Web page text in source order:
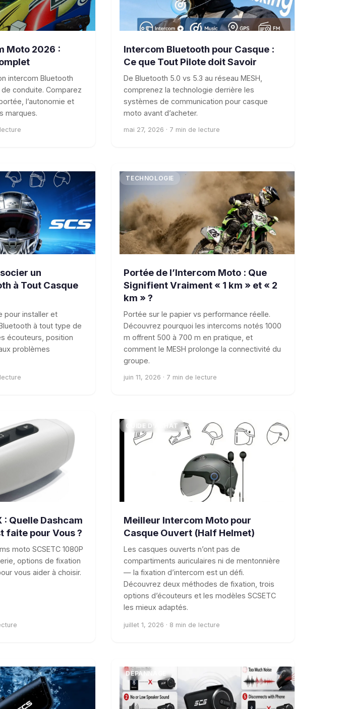
Moto 2026 :
intercom Bluetooth
conduite. Comparez
l’autonomie et
marques.
Intercom Bluetooth pour Casque :
Ce que Tout Pilote doit Savoir
De Bluetooth 5.0 vs 5.3 au réseau MESH,
comprenez la technologie derrière les
systèmes de communication pour casque
moto avant d’acheter.
mai 27, 2026 · 7 min de lecture
un
à Tout Casque
pour installer et
à tout type de
écouteurs, position
problèmes
TECHNOLOGIE
Portée de l’Intercom Moto : Que
Signifient Vraiment « 1 km » et « 2
km » ?
Portée sur le papier vs performance réelle.
Découvrez pourquoi les intercoms notés 1000
m offrent 500 à 700 m en pratique, et
comment le MESH prolonge la connectivité du
groupe.
juin 11, 2026 · 7 min de lecture
: Quelle Dashcam
faite pour Vous ?
moto SCSETC 1080P
options de fixation
vous aider à choisir.
GUIDE D'ACHAT
Meilleur Intercom Moto pour
Casque Ouvert (Half Helmet)
Les casques ouverts n’ont pas de
compartiments auriculaires ni de mentonnière
— la fixation d’intercom est un défi.
Découvrez deux méthodes de fixation, trois
options d’écouteurs et les modèles SCSETC
les mieux adaptés.
juillet 1, 2026 · 8 min de lecture
DÉPANNAGE